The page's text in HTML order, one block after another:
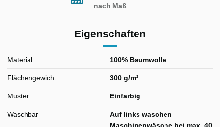
nach Maß
Eigenschaften
Material 100% Baumwolle
Flächengewicht 300 g/m²
Muster Einfarbig
Waschbar
Auf links waschen
Maschinenwäsche bei max. 40